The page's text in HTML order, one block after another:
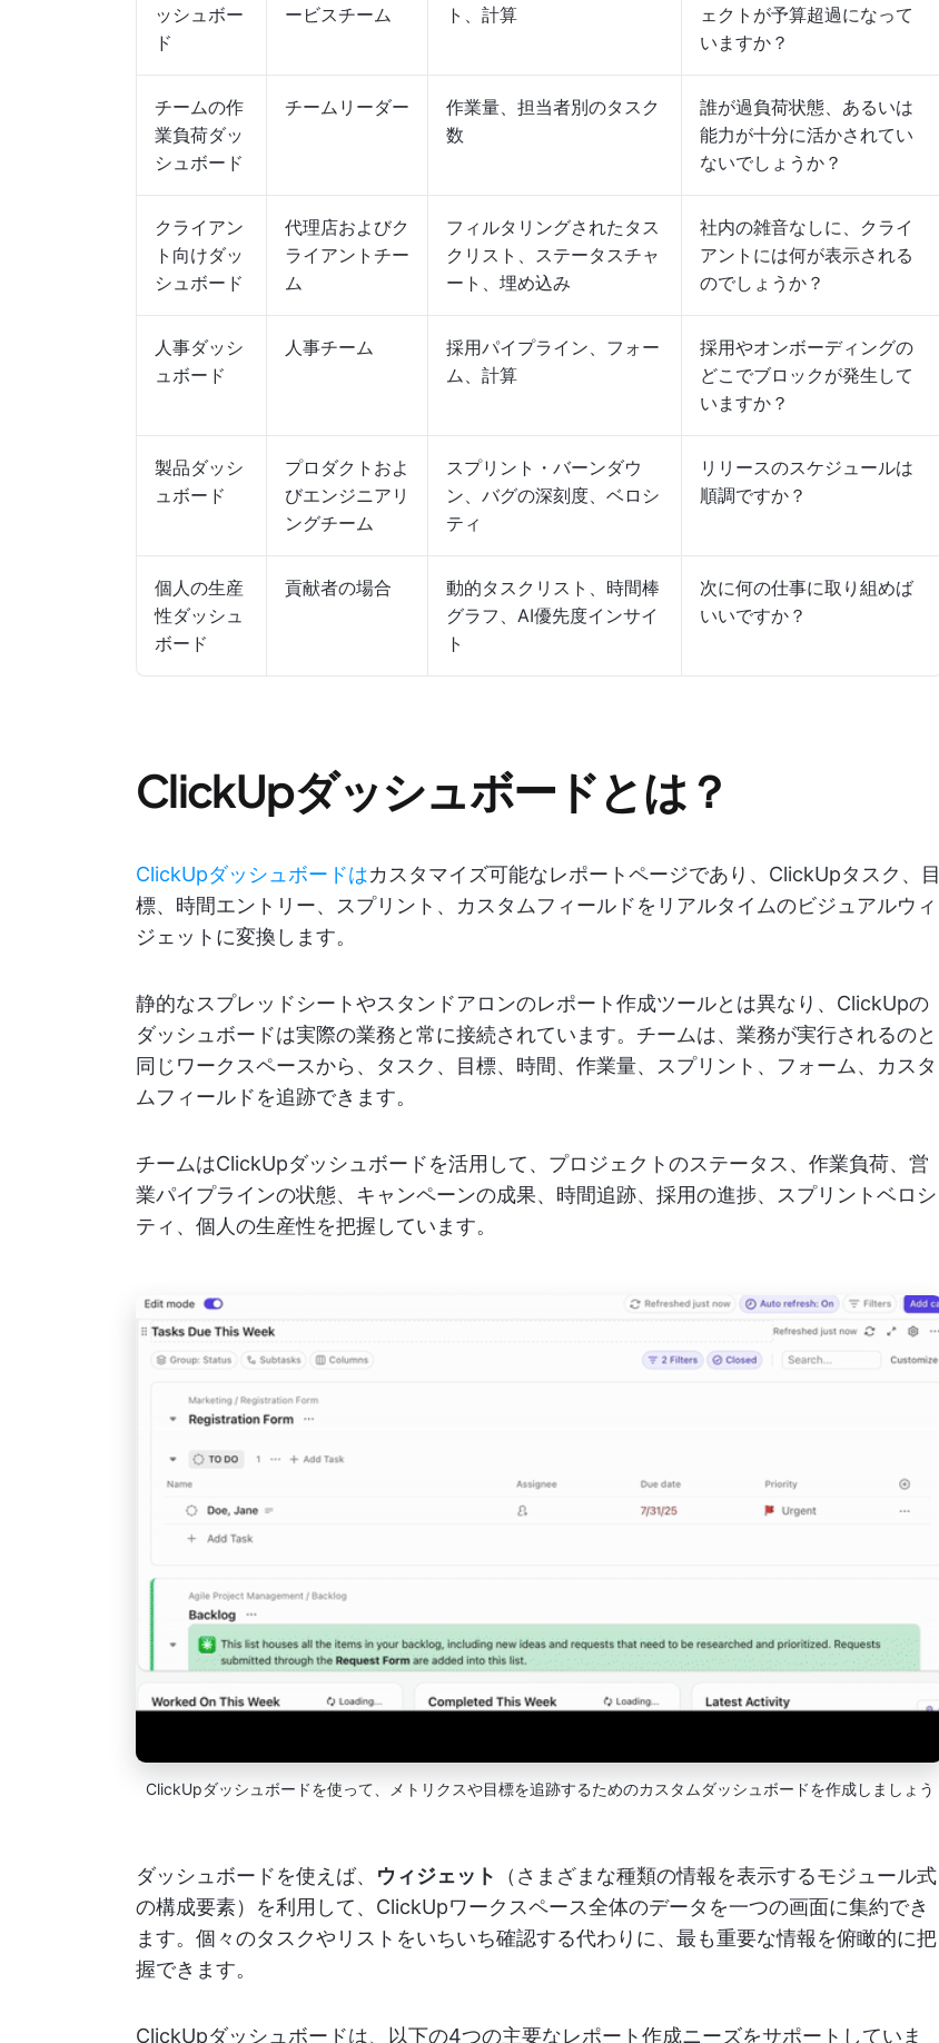
ッシュボー
ド
ービスチーム
ト、計算
ェクトが予算超過になって
いますか？
チームの作
業負荷ダッ
シュボード
チームリーダー
作業量、担当者別のタスク
数
誰が過負荷状態、あるいは
能力が十分に活かされてい
ないでしょうか？
クライアン
ト向けダッ
シュボード
代理店およびク
ライアントチー
ム
フィルタリングされたタス
クリスト、ステータスチャ
ート、埋め込み
社内の雑音なしに、クライ
アントには何が表示される
のでしょうか？
人事ダッシ
ュボード
人事チーム
採用パイプライン、フォー
ム、計算
採用やオンボーディングの
どこでブロックが発生して
いますか？
製品ダッシ
ュボード
プロダクトおよ
びエンジニアリ
ングチーム
スプリント・バーンダウ
ン、バグの深刻度、ベロシ
ティ
リリースのスケジュールは
順調ですか？
個人の生産
性ダッシュ
ボード
貢献者の場合
動的タスクリスト、時間棒
グラフ、AI優先度インサイ
ト
次に何の仕事に取り組めば
いいですか？
ClickUpダッシュボードとは？
ClickUpダッシュボードはカスタマイズ可能なレポートページであり、ClickUpタスク、目
標、時間エントリー、スプリント、カスタムフィールドをリアルタイムのビジュアルウィ
ジェットに変換します。
静的なスプレッドシートやスタンドアロンのレポート作成ツールとは異なり、ClickUpの
ダッシュボードは実際の業務と常に接続されています。チームは、業務が実行されるのと
同じワークスペースから、タスク、目標、時間、作業量、スプリント、フォーム、カスタ
ムフィールドを追跡できます。
チームはClickUpダッシュボードを活用して、プロジェクトのステータス、作業負荷、営
業パイプラインの状態、キャンペーンの成果、時間追跡、採用の進捗、スプリントベロシ
ティ、個人の生産性を把握しています。
ClickUpダッシュボードを使って、メトリクスや目標を追跡するためのカスタムダッシュボードを作成しましょう
ダッシュボードを使えば、 ウィジェット
（さまざまな種類の情報を表示するモジュール式
の構成要素）を利用して、ClickUpワークスペース全体のデータを一つの画面に集約でき
ます。個々のタスクやリストをいちいち確認する代わりに、最も重要な情報を俯瞰的に把
握できます。
ClickUpダッシュボードは、以下の4つの主要なレポート作成ニーズをサポートしていま